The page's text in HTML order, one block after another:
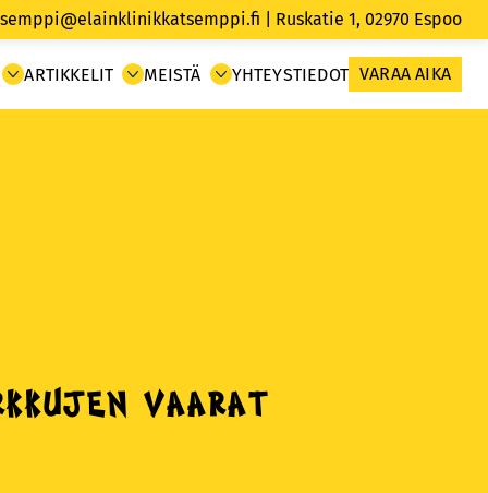
| Ruskatie 1, 02970 Espoo
ARTIKKELIT MEISTÄ YHTEYSTIEDOT VARAA AIKA
vaarat